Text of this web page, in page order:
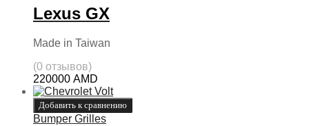
Lexus GX
Made in Taiwan
(0 отзывов)
220000 AMD
Добавить к сравнению
Bumper Grilles